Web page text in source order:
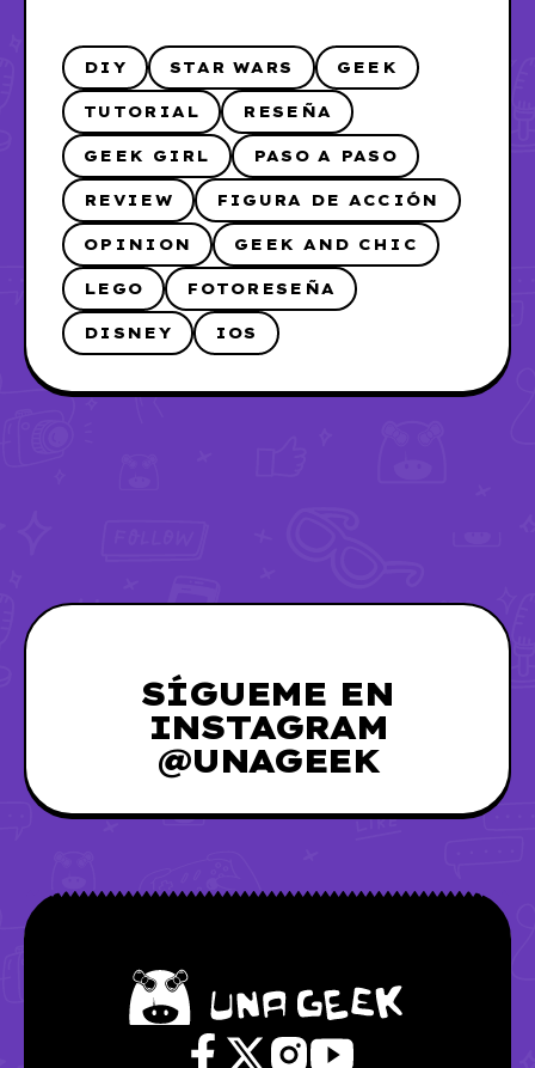
DIY STAR WARS GEEK
TUTORIAL RESEÑA
GEEK GIRL PASO A PASO
REVIEW FIGURA DE ACCIÓN
OPINION GEEK AND CHIC
LEGO FOTORESEÑA
DISNEY IOS
SÍGUEME EN
INSTAGRAM
@UNAGEEK